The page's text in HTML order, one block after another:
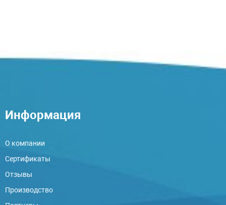
Информация
О компании
Сертификаты
Отзывы
Производство